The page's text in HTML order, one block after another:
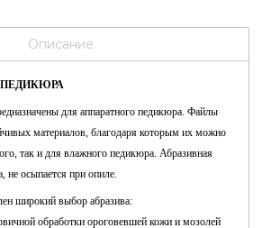
Описание
для аппаратного педикюра. Файлы
материалов, благодаря которым их можно
так и для влажного педикюра. Абразивная
не осыпается при опиле.
широкий выбор абразива:
обработки ороговевшей кожи и мозолей